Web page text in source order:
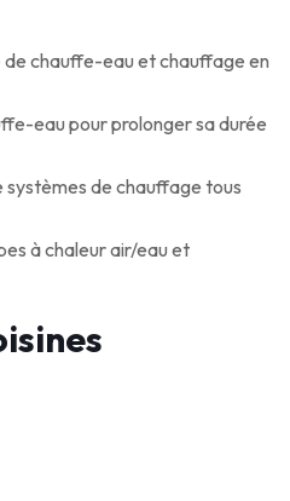
chauffe-eau et chauffage en
eau pour prolonger sa durée
de chauffage tous
à chaleur air/eau et